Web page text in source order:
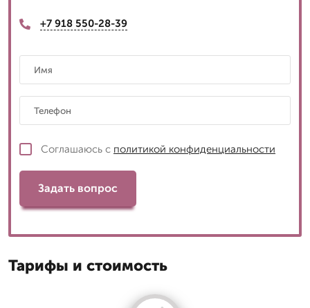
+7 918 550-28-39
Соглашаюсь с политикой конфиденциальности
Задать вопрос
Тарифы и стоимость